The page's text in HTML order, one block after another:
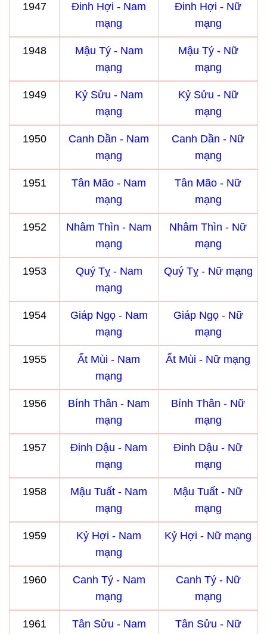
1947
Đinh Hợi - Nam
mạng
Đinh Hợi - Nữ
mạng
1948
Mậu Tý - Nam
mạng
Mậu Tý - Nữ
mạng
1949
Kỷ Sửu - Nam
mạng
Kỷ Sửu - Nữ
mạng
1950
Canh Dần - Nam
mạng
Canh Dần - Nữ
mạng
1951
Tân Mão - Nam
mạng
Tân Mão - Nữ
mạng
1952
Nhâm Thìn - Nam
mạng
Nhâm Thìn - Nữ
mạng
1953
Quý Tỵ - Nam
mạng
Quý Tỵ - Nữ mạng
1954
Giáp Ngọ - Nam
mạng
Giáp Ngọ - Nữ
mạng
1955
Ất Mùi - Nam
mạng
Ất Mùi - Nữ mạng
1956
Bính Thân - Nam
mạng
Bính Thân - Nữ
mạng
1957
Đinh Dậu - Nam
mạng
Đinh Dậu - Nữ
mạng
1958
Mậu Tuất - Nam
mạng
Mậu Tuất - Nữ
mạng
1959
Kỷ Hợi - Nam
mạng
Kỷ Hợi - Nữ mạng
1960
Canh Tý - Nam
mạng
Canh Tý - Nữ
mạng
1961
Tân Sửu - Nam
Tân Sửu - Nữ